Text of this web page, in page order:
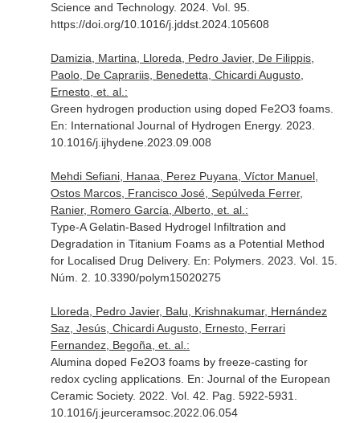
Science and Technology. 2024. Vol. 95.
https://doi.org/10.1016/j.jddst.2024.105608
Damizia, Martina, Lloreda, Pedro Javier, De Filippis,
Paolo, De Caprariis, Benedetta, Chicardi Augusto,
Ernesto, et. al.:
Green hydrogen production using doped Fe2O3 foams.
En: International Journal of Hydrogen Energy. 2023.
10.1016/j.ijhydene.2023.09.008
Mehdi Sefiani, Hanaa, Perez Puyana, Víctor Manuel,
Ostos Marcos, Francisco José, Sepúlveda Ferrer,
Ranier, Romero García, Alberto, et. al.:
Type-A Gelatin-Based Hydrogel Infiltration and
Degradation in Titanium Foams as a Potential Method
for Localised Drug Delivery. En: Polymers. 2023. Vol. 15.
Núm. 2. 10.3390/polym15020275
Lloreda, Pedro Javier, Balu, Krishnakumar, Hernández
Saz, Jesús, Chicardi Augusto, Ernesto, Ferrari
Fernandez, Begoña, et. al.:
Alumina doped Fe2O3 foams by freeze-casting for
redox cycling applications. En: Journal of the European
Ceramic Society. 2022. Vol. 42. Pag. 5922-5931.
10.1016/j.jeurceramsoc.2022.06.054